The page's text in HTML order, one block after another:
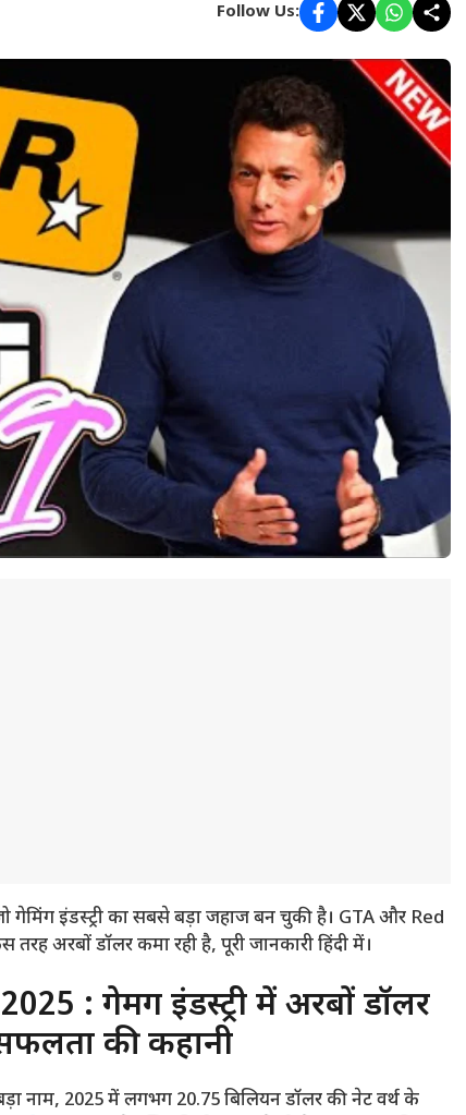
Follow Us:
इंडस्ट्री का सबसे बड़ा जहाज बन चुकी है। GTA और Red
अरबों डॉलर कमा रही है, पूरी जानकारी हिंदी में।
: गेमिंग इंडस्ट्री में अरबों डॉलर
की कहानी
नाम, 2025 में लगभग 20.75 बिलियन डॉलर की नेट वर्थ के